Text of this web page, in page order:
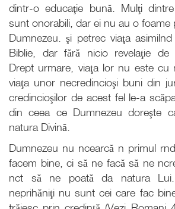
dintr-o educaţie bună. Mulţi
sunt onorabili, dar ei nu au o foame
Dumnezeu. şi petrec viaţa
Biblie, dar fără nicio revelaţie de
Drept urmare, viaţa lor nu este cu
viaţa unor necredincioşi buni din
credincioşilor de acest fel le-a
din ceea ce Dumnezeu doreşte
natura Divină.
Dumnezeu nu ncearcă n primul
facem bine, ci să ne facă să ne
nct să ne poată da natura
neprihăniţi nu sunt cei care fac